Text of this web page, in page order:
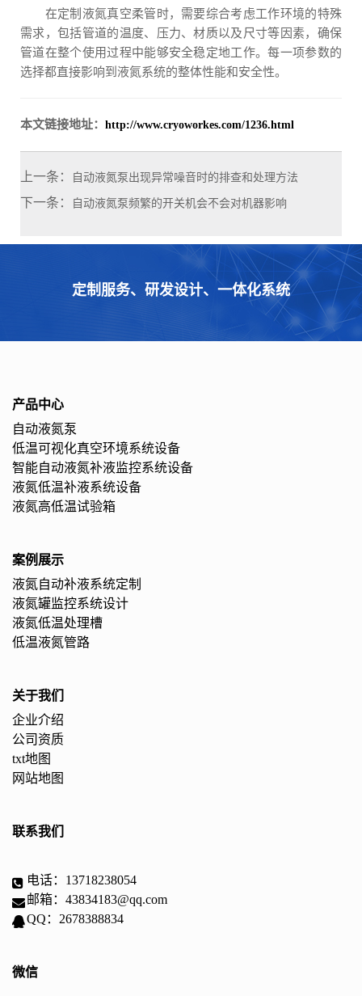
在定制液氮真空柔管时，需要综合考虑工作环境的特殊
需求，包括管道的温度、压力、材质以及尺寸等因素，确保
管道在整个使用过程中能够安全稳定地工作。每一项参数的
选择都直接影响到液氮系统的整体性能和安全性。
本文链接地址： http://www.cryoworkes.com/1236.html
上一条： 自动液氮泵出现异常噪音时的排查和处理方法
下一条： 自动液氮泵频繁的开关机会不会对机器影响
定制服务、研发设计、一体化系统
产品中心
自动液氮泵
低温可视化真空环境系统设备
智能自动液氮补液监控系统设备
液氮低温补液系统设备
液氮高低温试验箱
案例展示
液氮自动补液系统定制
液氮罐监控系统设计
液氮低温处理槽
低温液氮管路
关于我们
企业介绍
公司资质
txt地图
网站地图
联系我们
电话：13718238054
邮箱：43834183@qq.com
QQ：2678388834
微信